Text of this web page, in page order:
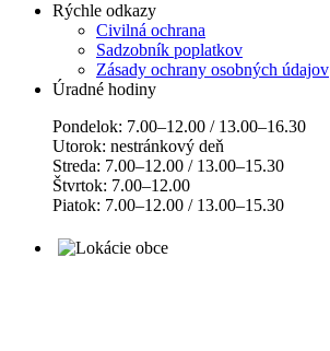
Rýchle odkazy
Civilná ochrana
Sadzobník poplatkov
Zásady ochrany osobných údajov
Úradné hodiny
Pondelok: 7.00–12.00 / 13.00–16.30
Utorok: nestránkový deň
Streda: 7.00–12.00 / 13.00–15.30
Štvrtok: 7.00–12.00
Piatok: 7.00–12.00 / 13.00–15.30